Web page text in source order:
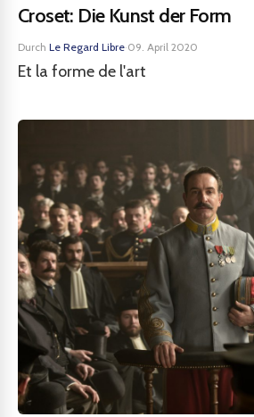
Croset: Die Kunst der Form
Durch Le Regard Libre·09. April 2020
Et la forme de l'art